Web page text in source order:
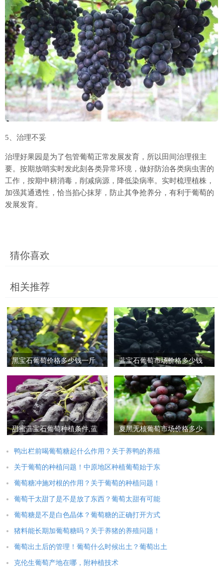
5、治理不妥
治理好果园是为了包管葡萄正常发展发育，所以田间治理很主
要。按期放哨实时发此刻各类异常环境，做好防治各类病虫害的
工作，按期中耕消毒，削减病源，降低染病率。实时梳理植株，
加强其通透性，恰当掐心抹芽，防止其争抢养分，有利于葡萄的
发展发育。
猜你喜欢
相关推荐
黑宝石葡萄价格多少钱一斤
蓝宝石葡萄市场价格多少钱
甜蜜蓝宝石葡萄种植条件,蓝
夏黑无核葡萄市场价格多少
鸭出栏前喝葡萄糖起什么作用？关于养鸭的养殖
关于葡萄的种植问题！中原地区种植葡萄始于东
葡萄糖冲施对根的作用？关于葡萄的种植问题！
葡萄干太甜了是不是放了东西？葡萄太甜有可能
葡萄糖是不是白色晶体？葡萄糖的正确打开方式
猪料能长期加葡萄糖吗？关于养猪的养殖问题！
葡萄出土后的管理！葡萄什么时候出土？葡萄出土
克伦生葡萄产地在哪，附种植技术